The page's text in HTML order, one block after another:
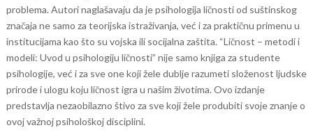
problema. Autori naglašavaju da je psihologija ličnosti od suštinskog
značaja ne samo za teorijska istraživanja, već i za praktičnu primenu u
institucijama kao što su vojska ili socijalna zaštita. “Ličnost – metodi i
modeli: Uvod u psihologiju ličnosti” nije samo knjiga za studente
psihologije, već i za sve one koji žele dublje razumeti složenost ljudske
prirode i ulogu koju ličnost igra u našim životima. Ovo izdanje
predstavlja nezaobilazno štivo za sve koji žele produbiti svoje znanje o
ovoj važnoj psihološkoj disciplini.